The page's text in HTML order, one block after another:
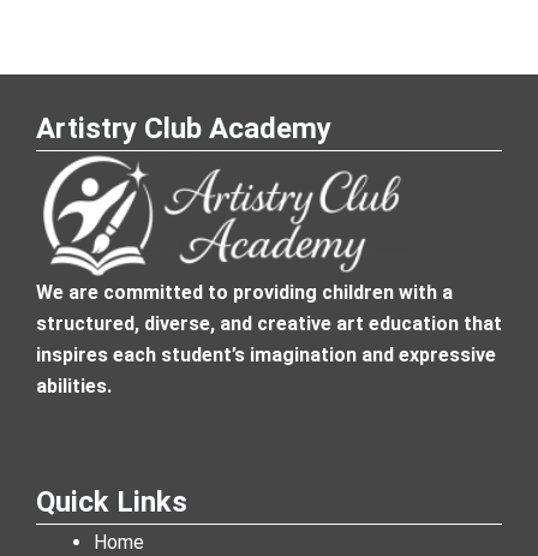
Artistry Club Academy
We are committed to providing children with a
structured, diverse, and creative art education that
inspires each student’s imagination and expressive
abilities.
Quick Links
Home